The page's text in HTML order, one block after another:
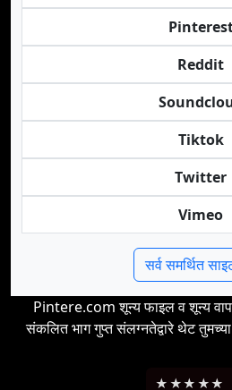
Reddit
Tiktok
Twitter
Vimeo
सर्व समर्थित
Pintere.com शून्य फाइल व शून्य
संकलित भाग गुप्त संलग्नतेद्वारे थेट
★ ★★ ★★